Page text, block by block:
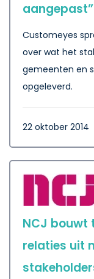
aangepast”
Customeyes
over wat het
gemeenten en
opgeleverd.
22 oktober 2014
NCJ bouwt
relaties uit